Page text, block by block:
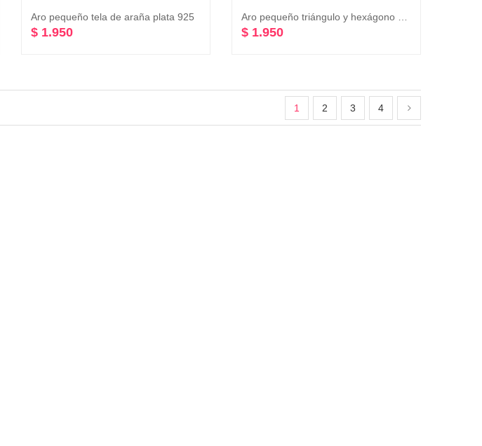
Aro pequeño tela de araña plata 925
$ 1.950 $ 1.950
1 2 3 4